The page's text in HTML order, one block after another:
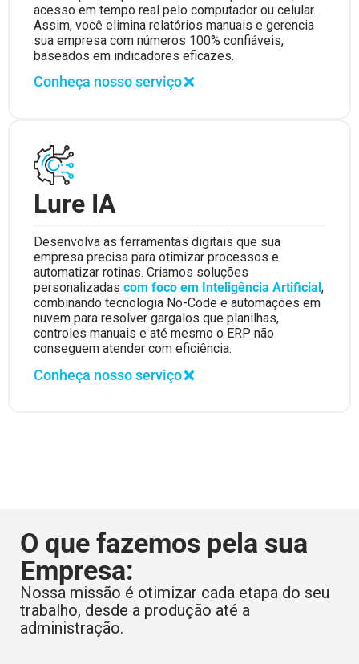
acesso em tempo real pelo computador ou celular.
Assim, você elimina relatórios manuais e gerencia
sua empresa com números 100% confiáveis,
baseados em indicadores eficazes.
Conheça nosso serviço
Lure IA
Desenvolva as ferramentas digitais que sua
empresa precisa para otimizar processos e
automatizar rotinas. Criamos soluções
personalizadas com foco em Inteligência Artificial ,
combinando tecnologia No-Code e automações em
nuvem para resolver gargalos que planilhas,
controles manuais e até mesmo o ERP não
conseguem atender com eficiência.
Conheça nosso serviço
O que fazemos pela sua
Empresa:
Nossa missão é otimizar cada etapa do seu
trabalho, desde a produção até a
administração.